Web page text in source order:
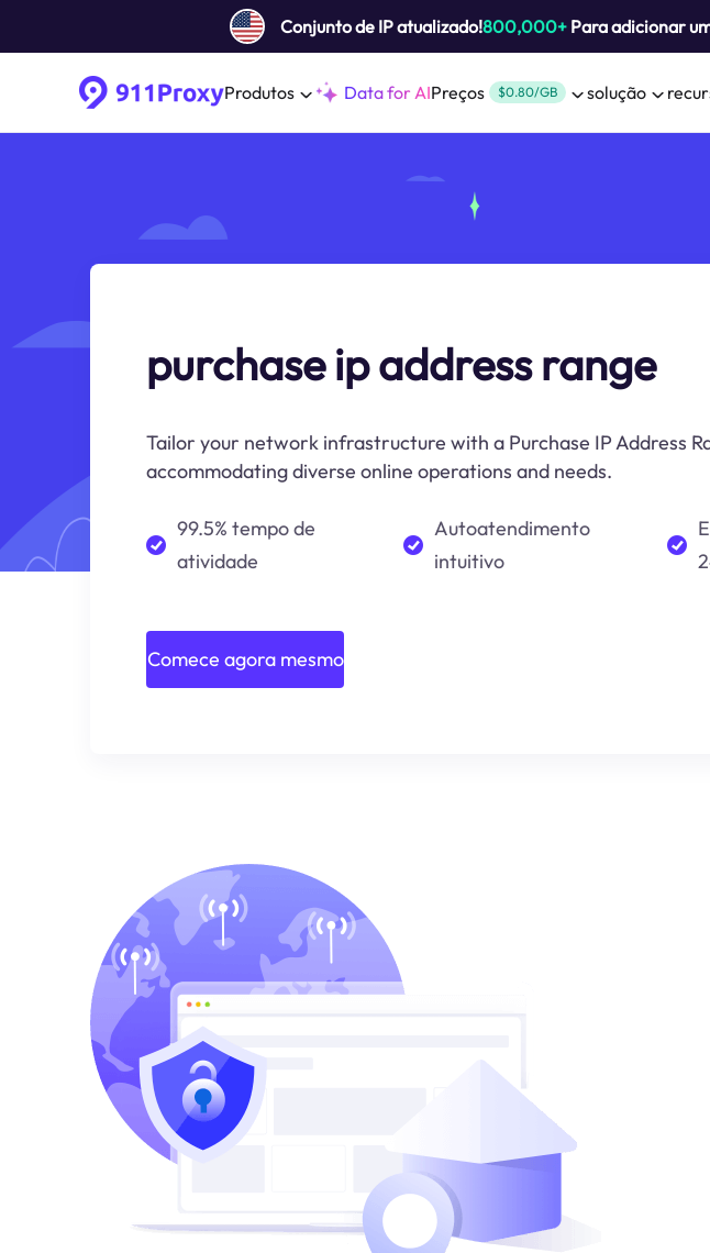
Conjunto de IP atualizado!800,000+ Para adicionar
Produtos Data for AIPreços $0.80/GB solução
purchase ip address range
Tailor your network infrastructure with a Purchase IP Address
accommodating diverse online operations and needs.
99.5% tempo de
atividade
Autoatendimento
intuitivo
Comece agora mesmo